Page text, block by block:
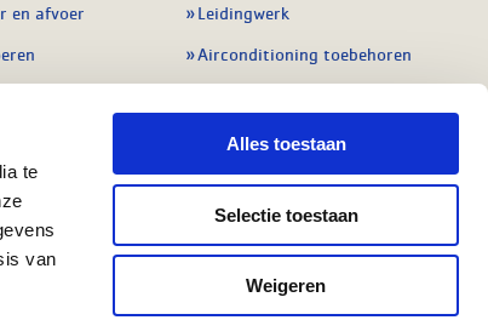
te
van
Alles toestaan
Selectie toestaan
Weigeren
en afvoer
Leidingwerk
Airconditioning toebehoren
Regelapparatuur
Alle koeling